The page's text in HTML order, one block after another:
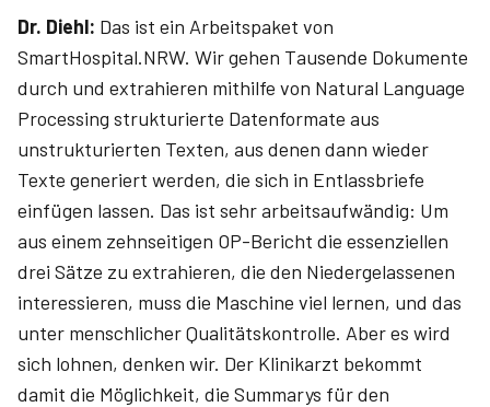
Dr. Diehl: Das ist ein Arbeitspaket von
SmartHospital.NRW. Wir gehen Tausende Dokumente
durch und extrahieren mithilfe von Natural Language
Processing strukturierte Datenformate aus
unstrukturierten Texten, aus denen dann wieder
Texte generiert werden, die sich in Entlassbriefe
einfügen lassen. Das ist sehr arbeitsaufwändig: Um
aus einem zehnseitigen OP-Bericht die essenziellen
drei Sätze zu extrahieren, die den Niedergelassenen
interessieren, muss die Maschine viel lernen, und das
unter menschlicher Qualitätskontrolle. Aber es wird
sich lohnen, denken wir. Der Klinikarzt bekommt
damit die Möglichkeit, die Summarys für den